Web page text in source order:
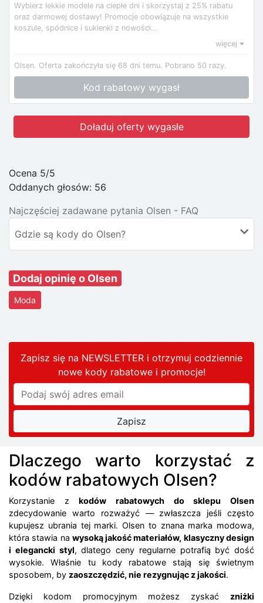
Wybierz lekkie modele na ciepłe dni i skorzystaj z 25% rabatu
oraz darmowej dostawy! Promocje obowiązuje na wszystkie
koszule, spódnice i sukienki z nowości...
więcej
Olsen. Oferta zakończyła się 68 dni temu. Pobrano 50 razy.
Kod rabatowy wygasł
Doładuj oferty wygasłe
Ocena 5/5
Oddanych głosów: 56
Najczęściej zadawane pytania Olsen - FAQ
Gdzie są kody do Olsen?
Dodaj opinię o Olsen
Moda
Zapisz się na NEWSLETTER i otrzymuj codziennie
nowe kody rabatowei promocje!
Dlaczego warto korzystać z
kodów rabatowych Olsen?
Korzystanie zkodów rabatowych do sklepu Olsen
zdecydowanie warto rozważyć — zwłaszcza jeśli często
kupujesz ubrania tej marki. Olsen to znana marka modowa,
która stawia na wysoką jakość materiałów, klasyczny design
i elegancki styl, dlatego ceny regularne potrafią być dość
wysokie. Właśnie tu kody rabatowe stają się świetnym
sposobem, by zaoszczędzić, nie rezygnując z jakości.
Dzięki kodom promocyjnym możesz zyskać zniżki